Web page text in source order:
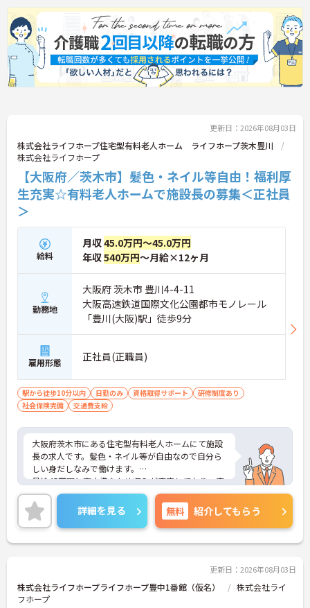
更新日：2026年08月03日
株式会社ライフホープ住宅型有料老人ホーム ライフホープ茨木豊川
株式会社ライフホープ
【大阪府／茨木市】髪色・ネイル等自由！福利厚
生充実☆有料老人ホームで施設長の募集＜正社員
＞
給料
月収45.0万円～45.0万円
年収540万円～月給×12ヶ月
勤務地
大阪府 茨木市 豊川4-4-11
大阪高速鉄道国際文化公園都市モノレール
「豊川(大阪)駅」徒歩9分
雇用形態 正社員(正職員)
駅から徒歩10分以内 日勤のみ 資格取得サポート
研修制度あり
社会保険完備
交通費支給
大阪府茨木市にある住宅型有料老人ホームにて施設
長の求人です。髪色・ネイル等が自由なので自分ら
しい身だしなみで働けます。
月給45万円と高水準なため収入が安定しており、安
心して勤務していただけます。
ご興味のある方には、面接対策ポイントなど、さら
に詳細をご案内しますのでお気軽にご相談くださ
い！
詳細を見る 無料 紹介してもらう
更新日：2026年08月03日
株式会社ライフホープライフホープ豊中1番館（仮名）
株式会社ライ
フホープ